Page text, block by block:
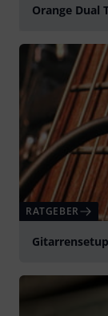
Orange Dual
RATGEBER